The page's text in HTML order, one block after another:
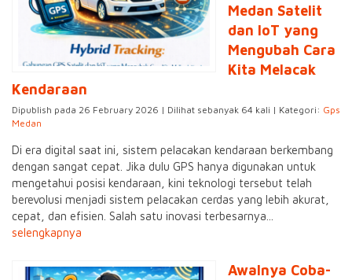
Medan Satelit
dan IoT yang
Mengubah Cara
Kita Melacak
Kendaraan
Dipublish pada 26 February 2026 | Dilihat sebanyak 64 kali | Kategori: Gps
Medan
Di era digital saat ini, sistem pelacakan kendaraan berkembang
dengan sangat cepat. Jika dulu GPS hanya digunakan untuk
mengetahui posisi kendaraan, kini teknologi tersebut telah
berevolusi menjadi sistem pelacakan cerdas yang lebih akurat,
cepat, dan efisien. Salah satu inovasi terbesarnya...
selengkapnya
Awalnya Coba-